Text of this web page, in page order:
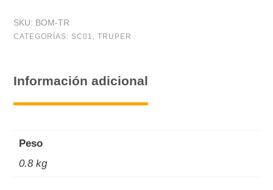
inflar,
PSI
SKU: BOM-TR
CATEGORÍAS: SC01 , TRUPER
Información adicional
Peso
0.8 kg